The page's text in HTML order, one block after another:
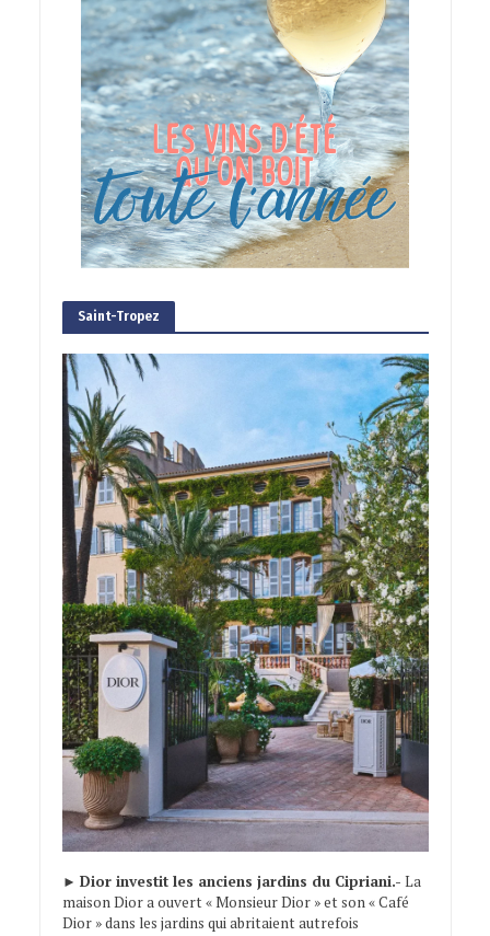
Saint-Tropez
► Dior investit les anciens jardins du Cipriani.- La
maison Dior a ouvert « Monsieur Dior » et son « Café
Dior » dans les jardins qui abritaient autrefois